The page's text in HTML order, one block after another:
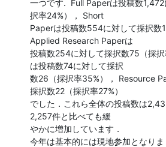
一つです.  Full Paperは投稿数
択率24%）， Short
Paperは投稿数554に対して採択数
Applied Research Paperは
投稿数254に対して採択数75（採
は投稿数74に対して採択
数26（採択率35%）， Resource
採択数22（採択率27%）
でした．これら全体の投稿数は
2,257件と比べても緩
やかに増加しています．
今年は基本的には現地参加となり